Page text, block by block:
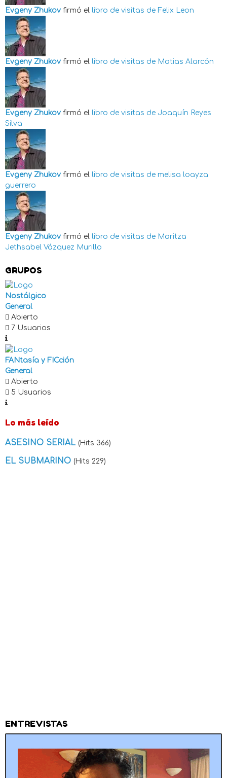
Evgeny Zhukov firmó el libro de visitas de Felix Leon
Evgeny Zhukov firmó el libro de visitas de Matias Alarcón
Evgeny Zhukov firmó el libro de visitas de Joaquín Reyes
Silva
Evgeny Zhukov firmó el libro de visitas de melisa loayza
guerrero
Evgeny Zhukov firmó el libro de visitas de Maritza
Jethsabel Vázquez Murillo
GRUPOS
Nostálgico
General
Abierto
7 Usuarios
FANtasía y FICción
General
Abierto
5 Usuarios
Lo más leído
ASESINO SERIAL (Hits 366)
EL SUBMARINO (Hits 229)
ENTREVISTAS